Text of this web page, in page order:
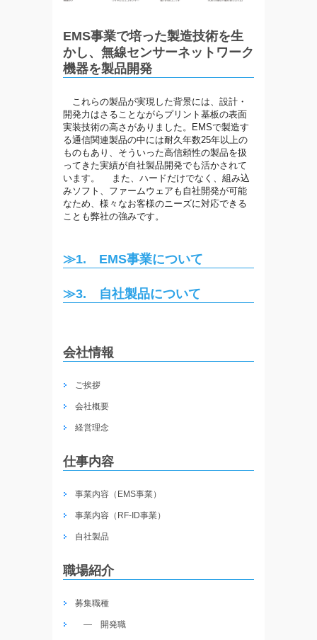
EMS事業で培った製造技術を生
かし、無線センサーネットワーク
機器を製品開発
これらの製品が実現した背景には、設計・
開発力はさることながらプリント基板の表面
実装技術の高さがありました。EMSで製造す
る通信関連製品の中には耐久年数25年以上の
ものもあり、そういった高信頼性の製品を扱
ってきた実績が自社製品開発でも活かされて
います。 また、ハードだけでなく、組み込
みソフト、ファームウェアも自社開発が可能
なため、様々なお客様のニーズに対応できる
ことも弊社の強みです。
≫1. EMS事業について
≫3. 自社製品について
会社情報
ご挨拶
会社概要
経営理念
仕事内容
事業内容（EMS事業）
事業内容（RF-ID事業）
自社製品
職場紹介
募集職種
― 開発職